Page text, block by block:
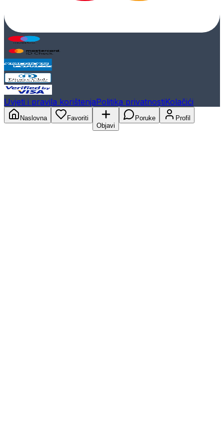
Uvjeti i pravila korištenjaPolitika privatnostiKolačići
Naslovna
Favoriti
Objavi
Poruke Profil